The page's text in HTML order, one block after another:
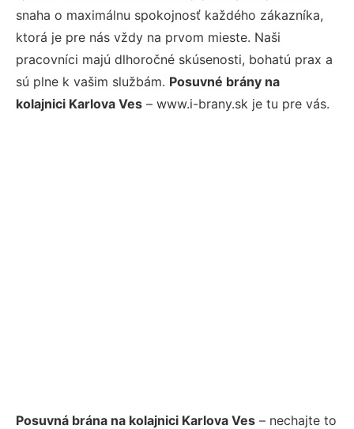
snaha o maximálnu spokojnosť každého zákazníka,
ktorá je pre nás vždy na prvom mieste. Naši
pracovníci majú dlhoročné skúsenosti, bohatú prax a
sú plne k vašim službám. Posuvné brány na
kolajnici Karlova Ves – www.i-brany.sk je tu pre vás.
Posuvná brána na kolajnici Karlova Ves – nechajte to